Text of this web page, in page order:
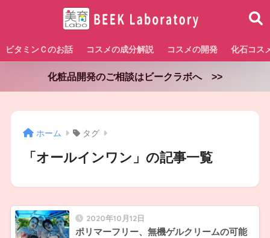
ビタミンＣのお話 コスメの成分解説 コスメの開発 化石コス
化粧品開発のご相談はビークラボへ >>
ホーム タグ
「オールインワン」の記事一覧
2020年10月12日
ポリマーフリー、無機ゲルクリームの可能